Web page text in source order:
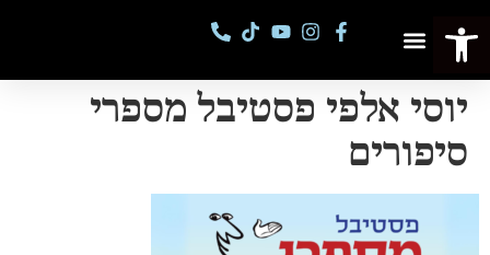
יוסי אלפי פסטיבל מספרי
סיפורים
פתח סרגל נגישות